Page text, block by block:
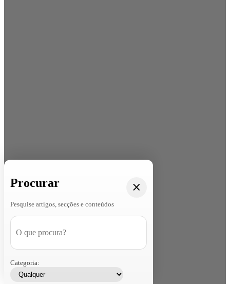
Procurar
Pesquise artigos, secções e conteúdos
Categoria: